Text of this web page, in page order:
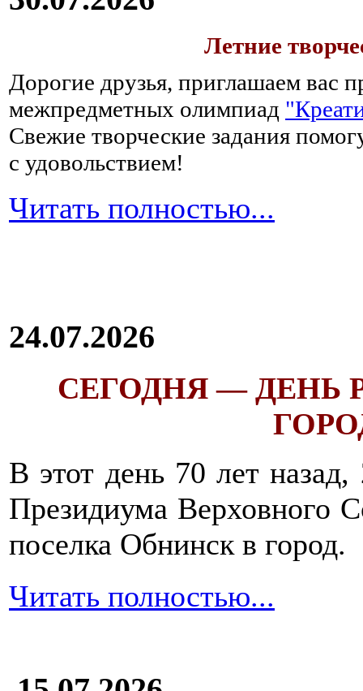
Летние
Дорогие друзья, приглашаем вас
межпредметных олимпиад
Свежие творческие задания
с удовольствием!
Читать полностью...
24.07.2026
СЕГОДНЯ — ДЕНЬ
В этот день 70 лет
Президиума Верховного
поселка Обнинск в город.
Читать полностью...